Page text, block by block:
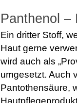
Panthenol –
Ein dritter Stoff,
Haut gerne
wird auch als
umgesetzt. Auch
Pantothensäure,